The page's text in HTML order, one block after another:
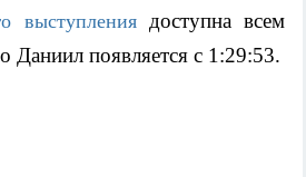
выступления доступна всем
появляется с 1:29:53.